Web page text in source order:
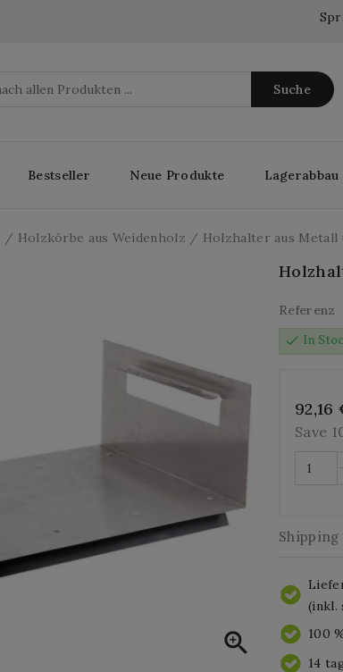
Suche
Bestseller Neue Produkte Lagerabbau
Holzkörbe aus Weidenholz Holzhalter aus Metall

Referenz
check In
92,16
Save
Shipping
(inkl.
100
14